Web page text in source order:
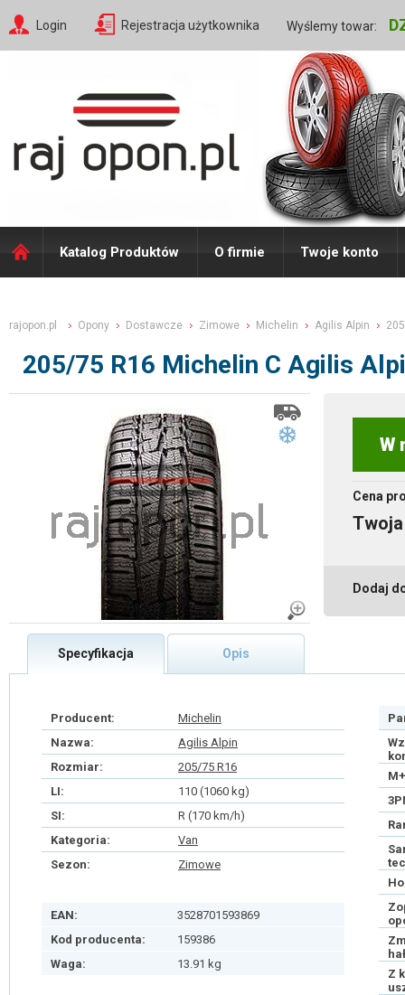
Login Rejestracja użytkownika Wyślemy towar:
Katalog Produktów O firmie Twoje konto
rajopon.pl Opony Dostawcze Zimowe Michelin Agilis Alpin
205/75 R16 Michelin C Agilis
W
Cena
Dodaj
Specyfikacja Opis
Producent:
Michelin
Nazwa:
Agilis Alpin
Rozmiar:
205/75 R16
LI:
110 (1060 kg)
SI:
R (170 km/h)
Kategoria:
Van
Sezon:
Zimowe
EAN:
3528701593869
Kod producenta:
159386
Waga:
13.91 kg
Z